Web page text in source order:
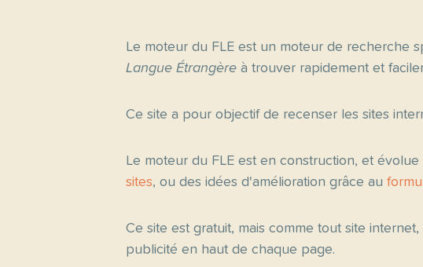
Le moteur du FLE est un moteur de recherche
Langue Étrangère à trouver rapidement et
Ce site a pour objectif de recenser les sites
Le moteur du FLE est en construction, et
sites, ou des idées d'amélioration grâce au
Ce site est gratuit, mais comme tout site
publicité en haut de chaque page.